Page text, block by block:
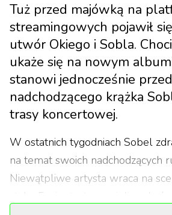
Tuż przed majówką na
streamingowych pojawił
utwór Okiego i Sobla.
ukaże się na nowym
stanowi jednocześnie
nadchodzącego krążka
trasy koncertowej.
W ostatnich tygodniach Sobel
na temat swoich nadchodzących
Niewątpliwe artysta wraca na
stylu. Fani artysty musieli czekać